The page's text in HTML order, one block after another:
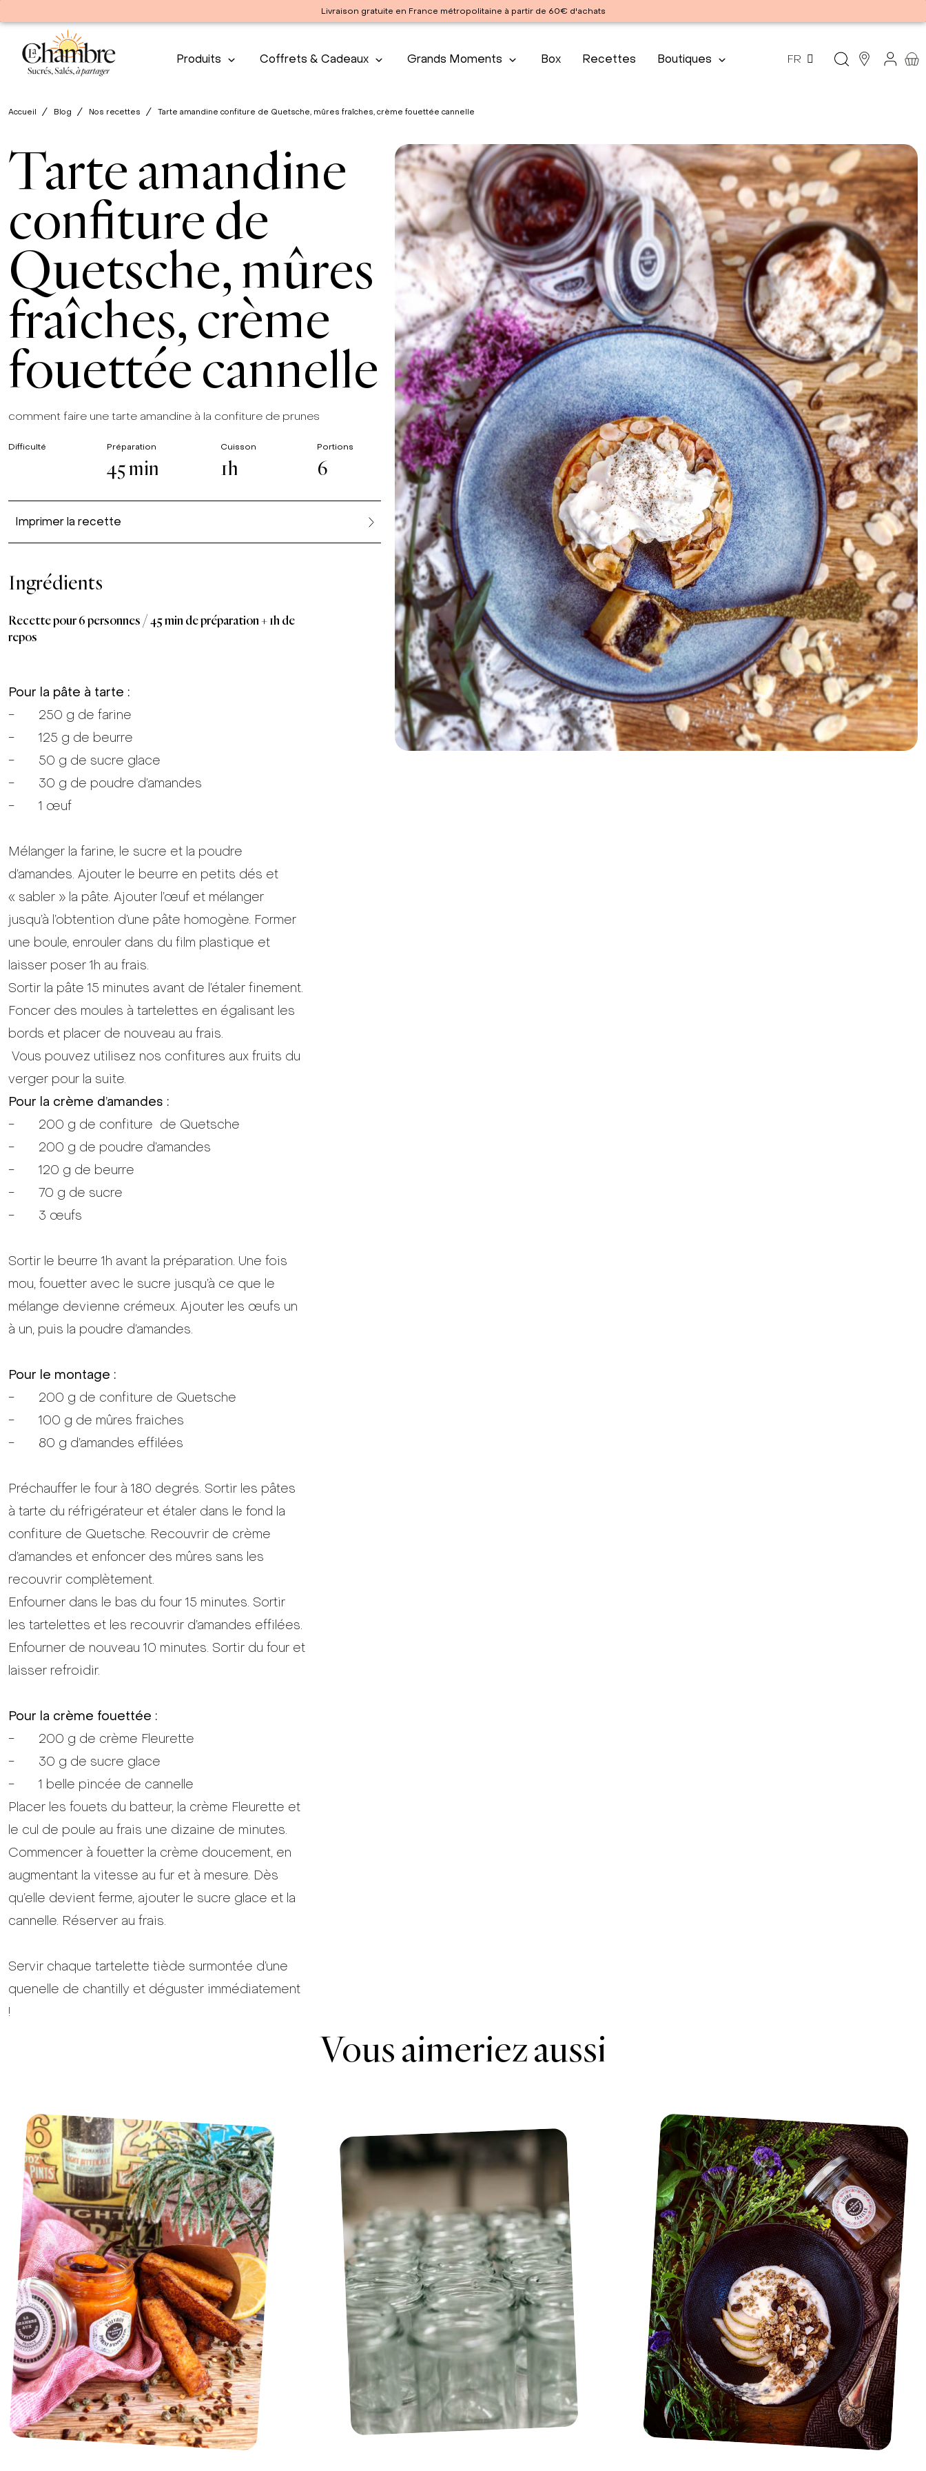
Livraison gratuite en France métropolitaine à partir de 60€ d'achats
Produits Coffrets & Cadeaux Grands Moments Box Recettes Boutiques FR
Accueil Blog Nos recettes Tarte amandine confiture de Quetsche, mûres fraîches, crème fouettée cannelle
Tarte amandine
confiture de
Quetsche, mûres
fraîches, crème
fouettée cannelle
comment faire une tarte amandine à la confiture de prunes
Difficulté Préparation
45 min
Cuisson
1h
Portions
6
Imprimer la recette
Ingrédients
Recette pour 6 personnes / 45 min de préparation + 1h de
repos
Pour la pâte à tarte :
- 250 g de farine
- 125 g de beurre
- 50 g de sucre glace
- 30 g de poudre d’amandes
- 1 œuf
Mélanger la farine, le sucre et la poudre
d’amandes. Ajouter le beurre en petits dés et
« sabler » la pâte. Ajouter l’œuf et mélanger
jusqu’à l’obtention d’une pâte homogène. Former
une boule, enrouler dans du film plastique et
laisser poser 1h au frais.
Sortir la pâte 15 minutes avant de l’étaler finement.
Foncer des moules à tartelettes en égalisant les
bords et placer de nouveau au frais.
Vous pouvez utilisez nos confitures aux fruits du
verger pour la suite.
Pour la crème d’amandes :
- 200 g de confiture de Quetsche
- 200 g de poudre d’amandes
- 120 g de beurre
- 70 g de sucre
- 3 œufs
Sortir le beurre 1h avant la préparation. Une fois
mou, fouetter avec le sucre jusqu’à ce que le
mélange devienne crémeux. Ajouter les œufs un
à un, puis la poudre d’amandes.
Pour le montage :
- 200 g de confiture de Quetsche
- 100 g de mûres fraiches
- 80 g d’amandes effilées
Préchauffer le four à 180 degrés. Sortir les pâtes
à tarte du réfrigérateur et étaler dans le fond la
confiture de Quetsche. Recouvrir de crème
d’amandes et enfoncer des mûres sans les
recouvrir complètement.
Enfourner dans le bas du four 15 minutes. Sortir
les tartelettes et les recouvrir d’amandes effilées.
Enfourner de nouveau 10 minutes. Sortir du four et
laisser refroidir.
Pour la crème fouettée :
- 200 g de crème Fleurette
- 30 g de sucre glace
- 1 belle pincée de cannelle
Placer les fouets du batteur, la crème Fleurette et
le cul de poule au frais une dizaine de minutes.
Commencer à fouetter la crème doucement, en
augmentant la vitesse au fur et à mesure. Dès
qu’elle devient ferme, ajouter le sucre glace et la
cannelle. Réserver au frais.
Servir chaque tartelette tiède surmontée d’une
quenelle de chantilly et déguster immédiatement
!
Vous aimeriez aussi